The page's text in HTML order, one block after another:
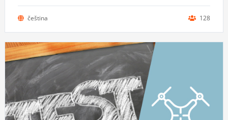
čeština 128